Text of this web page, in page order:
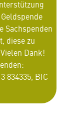
Sachspenden
diese zu
Dank!
834335, BIC